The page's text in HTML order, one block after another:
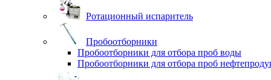
Ротационный испаритель
Пробоотборники
Пробоотборники для отбора проб воды
Пробоотборники для отбора проб